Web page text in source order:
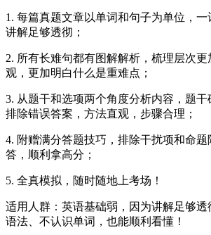
1. 每篇真题文章以单词和句子为单位，一
讲解足够透彻；
2. 所有长难句都有图解解析，梳理层次
观，更加明白什么是重难点；
3. 从题干和选项两个角度分析内容，题
排除错误答案，方法直观，步骤合理；
4. 附赠满分答题技巧，排除干扰项和命
答，顺利拿高分；
5. 全真模拟，随时随地上考场！
适用人群：英语基础弱，因为讲解足够
语法、不认识单词，也能顺利看懂！